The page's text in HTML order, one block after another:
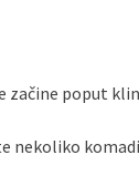
začine poput
nekoliko